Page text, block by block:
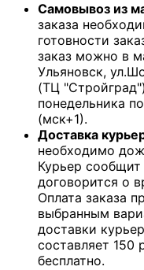
Самовывоз из
заказа
готовности
заказ можно в
Ульяновск,
(ТЦ
понедельника
(мск+1).
Доставка
необходимо
Курьер сообщит
договорится о
Оплата заказа
выбранным
доставки
составляет 150
бесплатно.